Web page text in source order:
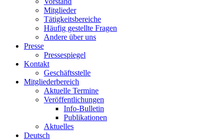
Mitglieder
Tätigkeitsbereiche
Häufig gestellte Fragen
Andere über uns
Presse
Pressespiegel
Kontakt
Geschäftsstelle
Mitgliederbereich
Aktuelle Termine
Veröffentlichungen
Info-Bulletin
Publikationen
Aktuelles
Deutsch